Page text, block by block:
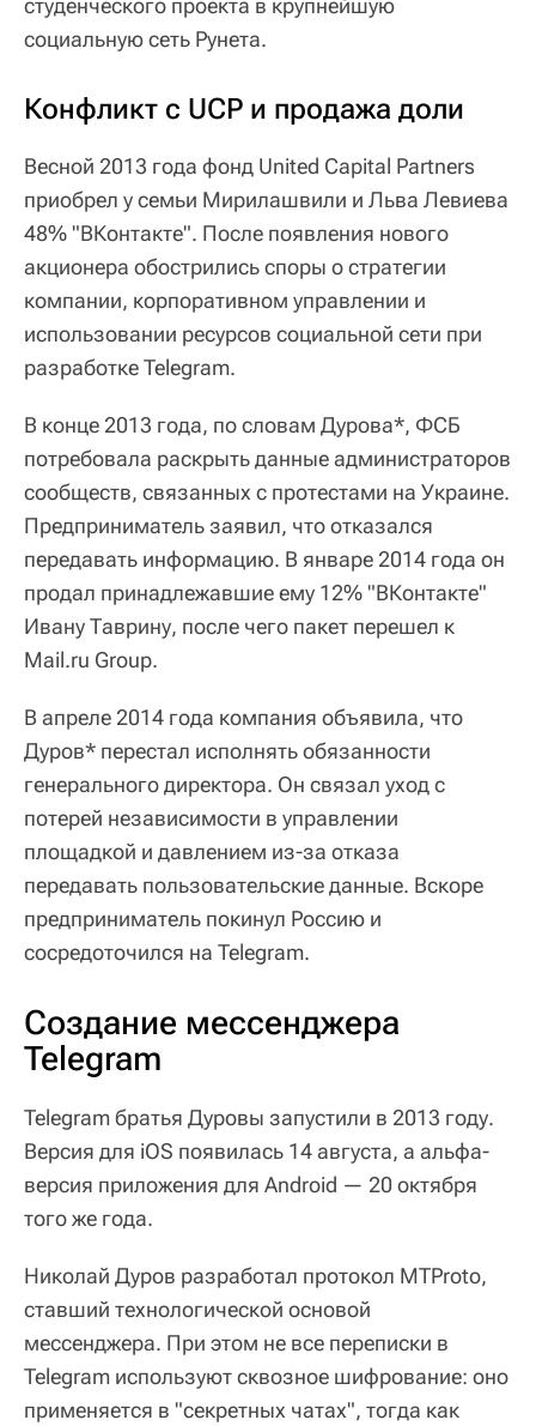
студенческого проекта в крупнейшую
социальную сеть Рунета.
Конфликт с UCP и продажа доли
Весной 2013 года фонд United Capital Partners
приобрел у семьи Мирилашвили и Льва Левиева
48% "ВКонтакте". После появления нового
акционера обострились споры о стратегии
компании, корпоративном управлении и
использовании ресурсов социальной сети при
разработке Telegram.
В конце 2013 года, по словам Дурова*, ФСБ
потребовала раскрыть данные администраторов
сообществ, связанных с протестами на Украине.
Предприниматель заявил, что отказался
передавать информацию. В январе 2014 года он
продал принадлежавшие ему 12% "ВКонтакте"
Ивану Таврину, после чего пакет перешел к
Mail.ru Group.
В апреле 2014 года компания объявила, что
Дуров* перестал исполнять обязанности
генерального директора. Он связал уход с
потерей независимости в управлении
площадкой и давлением из-за отказа
передавать пользовательские данные. Вскоре
предприниматель покинул Россию и
сосредоточился на Telegram.
Создание мессенджера
Telegram
Telegram братья Дуровы запустили в 2013 году.
Версия для iOS появилась 14 августа, а альфа-
версия приложения для Android — 20 октября
того же года.
Николай Дуров разработал протокол MTProto,
ставший технологической основой
мессенджера. При этом не все переписки в
Telegram используют сквозное шифрование: оно
применяется в "секретных чатах", тогда как